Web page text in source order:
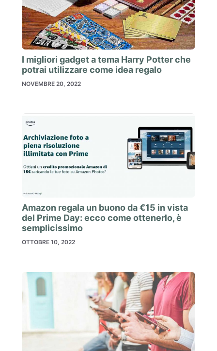
I migliori gadget a tema Harry Potter che
potrai utilizzare come idea regalo
NOVEMBRE 20, 2022
Amazon regala un buono da €15 in vista
del Prime Day: ecco come ottenerlo, è
semplicissimo
OTTOBRE 10, 2022